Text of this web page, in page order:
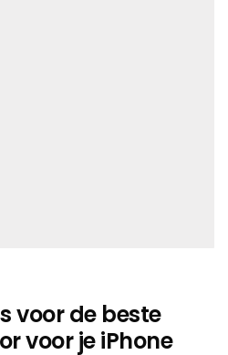
voor de beste
voor je iPhone